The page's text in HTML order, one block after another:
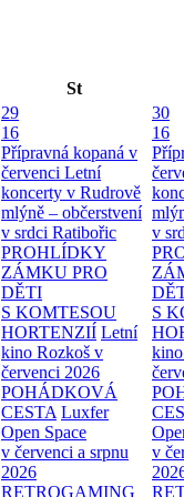
St
29
16
Přípravná kopaná v
červenci Letní
koncerty v Rudrově
mlýně – občerstvení
v srdci Ratibořic
PROHLÍDKY
ZÁMKU PRO
DĚTI
S KOMTESOU
HORTENZIÍ Letní
kino Rozkoš v
červenci 2026
POHÁDKOVÁ
CESTA Luxfer
Open Space
v červenci a srpnu
2026
RETROGAMING
30
16
v
S
v